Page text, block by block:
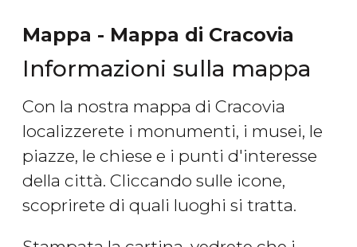
Mappa - Mappa di Cracovia
Informazioni sulla mappa
Con la nostra mappa di Cracovia
localizzerete i monumenti, i musei, le
piazze, le chiese e i punti d'interesse
della città. Cliccando sulle icone,
scoprirete di quali luoghi si tratta.